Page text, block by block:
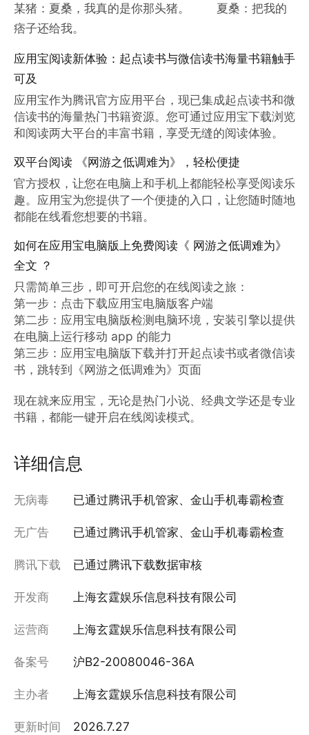
某猪：夏桑，我真的是你那头猪。 夏桑：把我的
痞子还给我。
应用宝阅读新体验：起点读书与微信读书海量书籍触手
可及
应用宝作为腾讯官方应用平台，现已集成起点读书和微
信读书的海量热门书籍资源。您可通过应用宝下载浏览
和阅读两大平台的丰富书籍，享受无缝的阅读体验。
双平台阅读 《网游之低调难为》，轻松便捷
官方授权，让您在电脑上和手机上都能轻松享受阅读乐
趣。应用宝为您提供了一个便捷的入口，让您随时随地
都能在线看您想要的书籍。
如何在应用宝电脑版上免费阅读《 网游之低调难为》
全文 ？
只需简单三步，即可开启您的在线阅读之旅：
第一步：点击下载应用宝电脑版客户端
第二步：应用宝电脑版检测电脑环境，安装引擎以提供
在电脑上运行移动 app 的能力
第三步：应用宝电脑版下载并打开起点读书或者微信读
书，跳转到《网游之低调难为》页面
现在就来应用宝，无论是热门小说、经典文学还是专业
书籍，都能一键开启在线阅读模式。
详细信息
无病毒 已通过腾讯手机管家、金山手机毒霸检查
无广告 已通过腾讯手机管家、金山手机毒霸检查
腾讯下载 已通过腾讯下载数据审核
开发商 上海玄霆娱乐信息科技有限公司
运营商 上海玄霆娱乐信息科技有限公司
备案号 沪B2-20080046-36A
主办者 上海玄霆娱乐信息科技有限公司
更新时间 2026.7.27